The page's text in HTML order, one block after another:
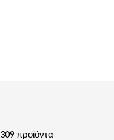
309 προϊόντα